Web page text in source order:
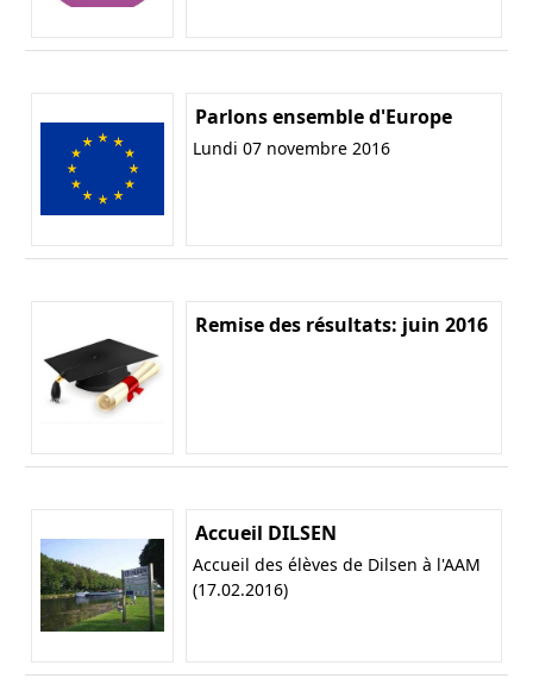
Parlons ensemble d'Europe
Lundi 07 novembre 2016
Remise des résultats: juin 2016
Accueil DILSEN
Accueil des élèves de Dilsen à l'AAM
(17.02.2016)